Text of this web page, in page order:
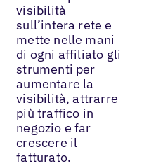
visibilità
sull’intera rete e
mette nelle mani
di ogni affiliato gli
strumenti per
aumentare la
visibilità, attrarre
più traffico in
negozio e far
crescere il
fatturato.